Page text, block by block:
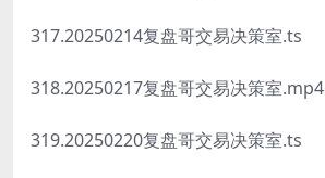
317.20250214复盘哥交易决策室.ts
318.20250217复盘哥交易决策室.mp4
319.20250220复盘哥交易决策室.ts